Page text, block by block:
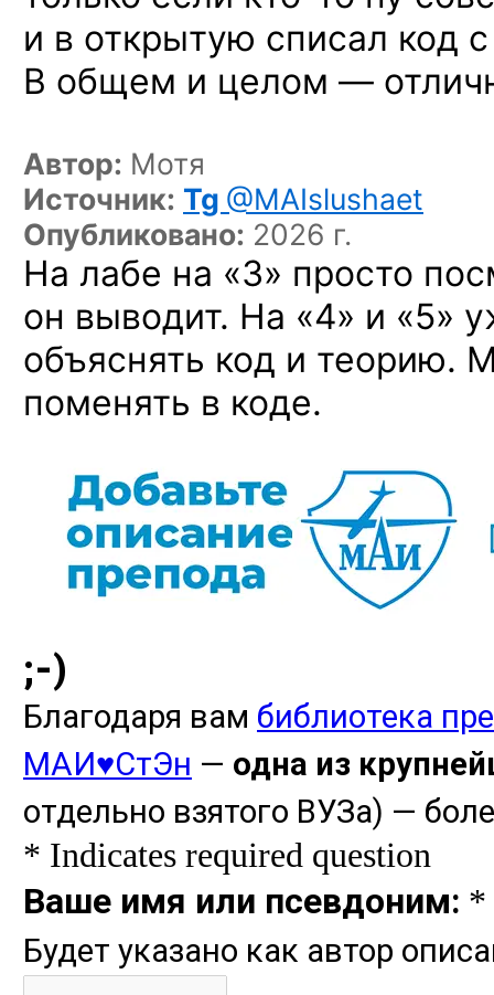
и в открытую списал код
В общем и целом —
Автор: Мотя
Источник: Tg @MAIslushaet
Опубликовано: 2026 г.
На лабе на «3» просто
он выводит. На «4» и «5»
объяснять код и теорию.
поменять в коде.